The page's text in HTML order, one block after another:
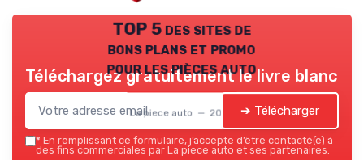
TOP 5 des sites de
bons plans et promo
pour les pièces auto
La piece auto — 2026
Téléchargez gratuitement le livre blanc
➔ Télécharger
* En remplissant ce formulaire, j’accepte d’être contacté(e) à
des fins commerciales par La piece auto et ses partenaires.